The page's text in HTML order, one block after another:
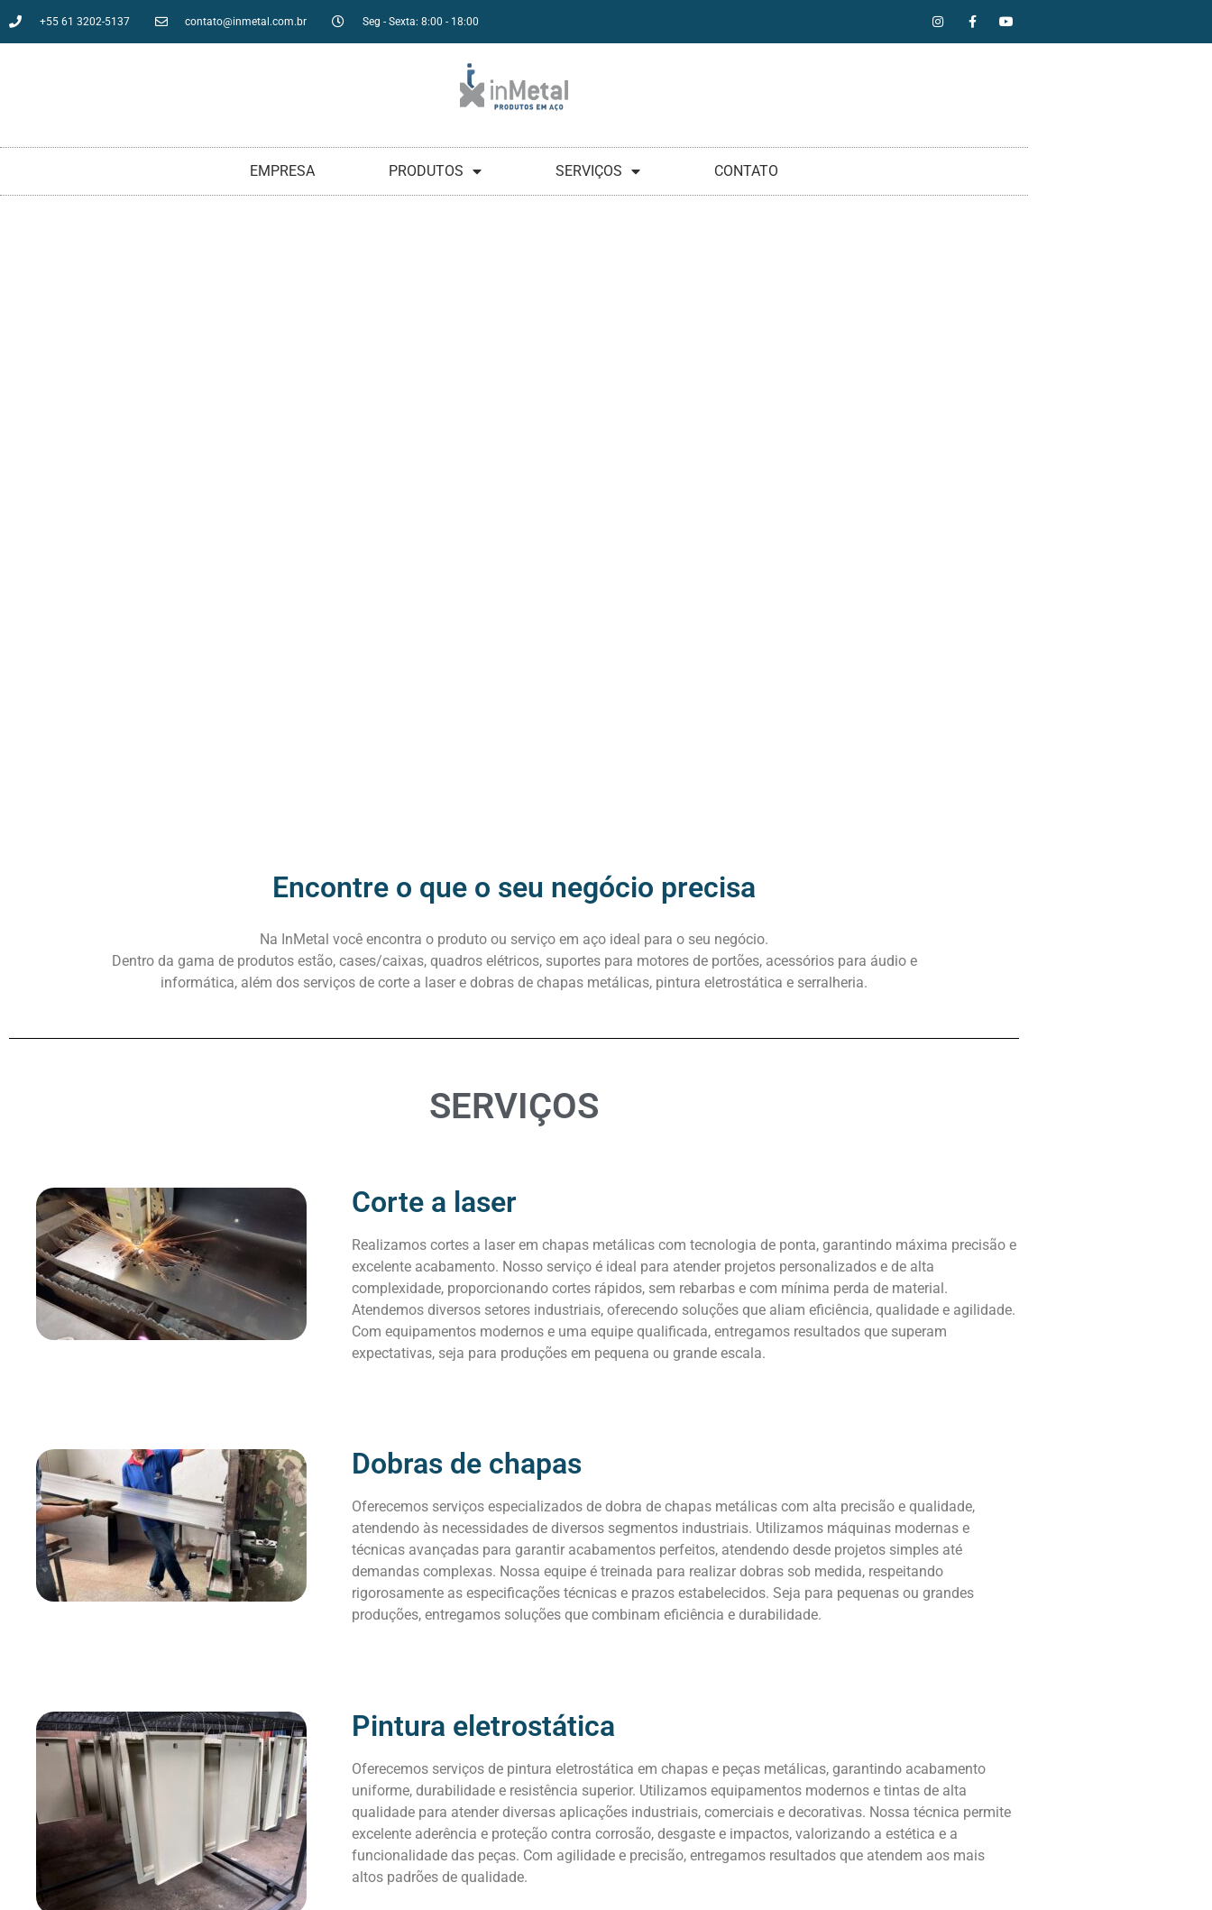
+55 61 3202-5137 contato@inmetal.com.br Seg - Sexta: 8:00 - 18:00
EMPRESA PRODUTOS SERVIÇOS CONTATO
Encontre o que o seu negócio precisa
Na InMetal você encontra o produto ou serviço em aço ideal para o seu negócio.
Dentro da gama de produtos estão, cases/caixas, quadros elétricos, suportes para motores de portões, acessórios para áudio e
informática, além dos serviços de corte a laser e dobras de chapas metálicas, pintura eletrostática e serralheria.
SERVIÇOS
Corte a laser
Realizamos cortes a laser em chapas metálicas com tecnologia de ponta, garantindo máxima precisão e
excelente acabamento. Nosso serviço é ideal para atender projetos personalizados e de alta
complexidade, proporcionando cortes rápidos, sem rebarbas e com mínima perda de material.
Atendemos diversos setores industriais, oferecendo soluções que aliam eficiência, qualidade e agilidade.
Com equipamentos modernos e uma equipe qualificada, entregamos resultados que superam
expectativas, seja para produções em pequena ou grande escala.
Dobras de chapas
Oferecemos serviços especializados de dobra de chapas metálicas com alta precisão e qualidade,
atendendo às necessidades de diversos segmentos industriais. Utilizamos máquinas modernas e
técnicas avançadas para garantir acabamentos perfeitos, atendendo desde projetos simples até
demandas complexas. Nossa equipe é treinada para realizar dobras sob medida, respeitando
rigorosamente as especificações técnicas e prazos estabelecidos. Seja para pequenas ou grandes
produções, entregamos soluções que combinam eficiência e durabilidade.
Pintura eletrostática
Oferecemos serviços de pintura eletrostática em chapas e peças metálicas, garantindo acabamento
uniforme, durabilidade e resistência superior. Utilizamos equipamentos modernos e tintas de alta
qualidade para atender diversas aplicações industriais, comerciais e decorativas. Nossa técnica permite
excelente aderência e proteção contra corrosão, desgaste e impactos, valorizando a estética e a
funcionalidade das peças. Com agilidade e precisão, entregamos resultados que atendem aos mais
altos padrões de qualidade.